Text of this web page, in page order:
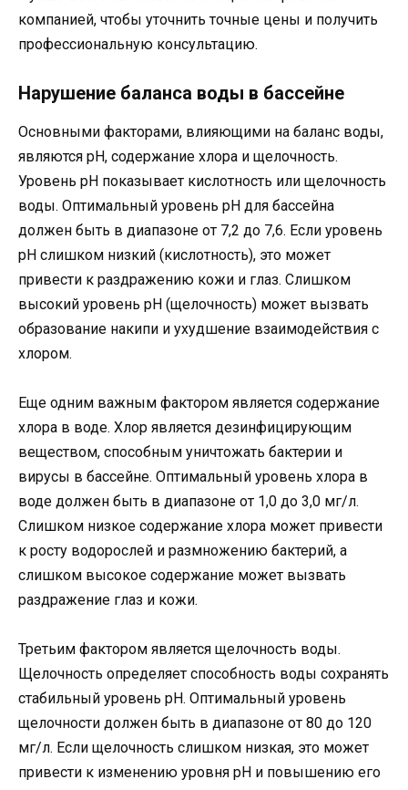
компанией, чтобы уточнить точные цены и получить
профессиональную консультацию.
Нарушение баланса воды в бассейне
Основными факторами, влияющими на баланс воды,
являются рН, содержание хлора и щелочность.
Уровень рН показывает кислотность или щелочность
воды. Оптимальный уровень рН для бассейна
должен быть в диапазоне от 7,2 до 7,6. Если уровень
рН слишком низкий (кислотность), это может
привести к раздражению кожи и глаз. Слишком
высокий уровень рН (щелочность) может вызвать
образование накипи и ухудшение взаимодействия с
хлором.
Еще одним важным фактором является содержание
хлора в воде. Хлор является дезинфицирующим
веществом, способным уничтожать бактерии и
вирусы в бассейне. Оптимальный уровень хлора в
воде должен быть в диапазоне от 1,0 до 3,0 мг/л.
Слишком низкое содержание хлора может привести
к росту водорослей и размножению бактерий, а
слишком высокое содержание может вызвать
раздражение глаз и кожи.
Третьим фактором является щелочность воды.
Щелочность определяет способность воды сохранять
стабильный уровень рН. Оптимальный уровень
щелочности должен быть в диапазоне от 80 до 120
мг/л. Если щелочность слишком низкая, это может
привести к изменению уровня рН и повышению его